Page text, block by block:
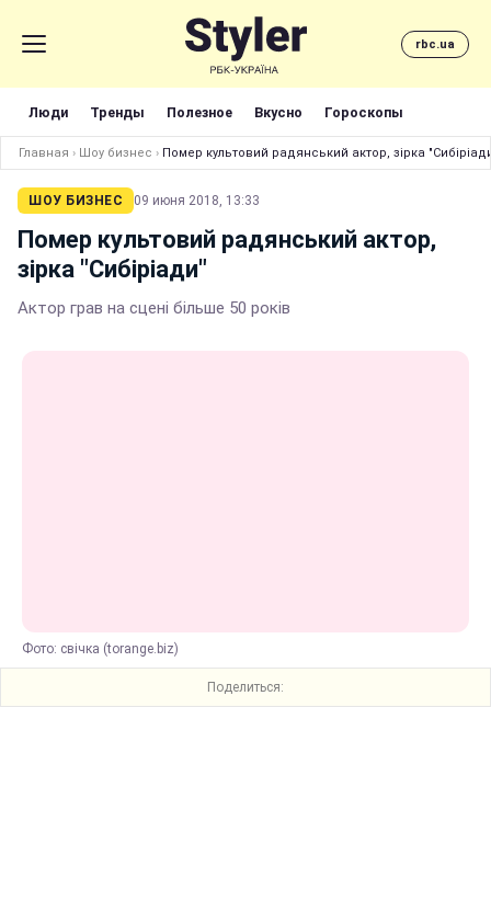
rbc.ua
Люди Тренды Полезное Вкусно Гороскопы
Главная › Шоу бизнес › Помер культовий радянський актор, зірка
ШОУ БИЗНЕС 09 июня 2018, 13:33
Помер культовий радянський актор,
зірка "Сибіріади"
Актор грав на сцені більше 50 років
Фото: свічка (torange.biz)
Поделиться: